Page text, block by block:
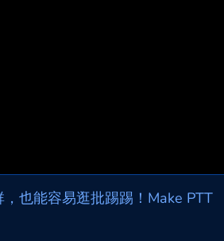
也能容易逛批踢踢！Make PTT